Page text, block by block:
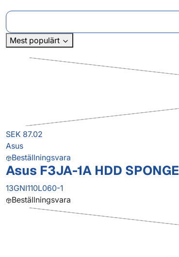
Mest populärt
SEK 87.02
Asus
Beställningsvara
Asus F3JA-1A HDD SPONGE
13GNI110L060-1
Beställningsvara